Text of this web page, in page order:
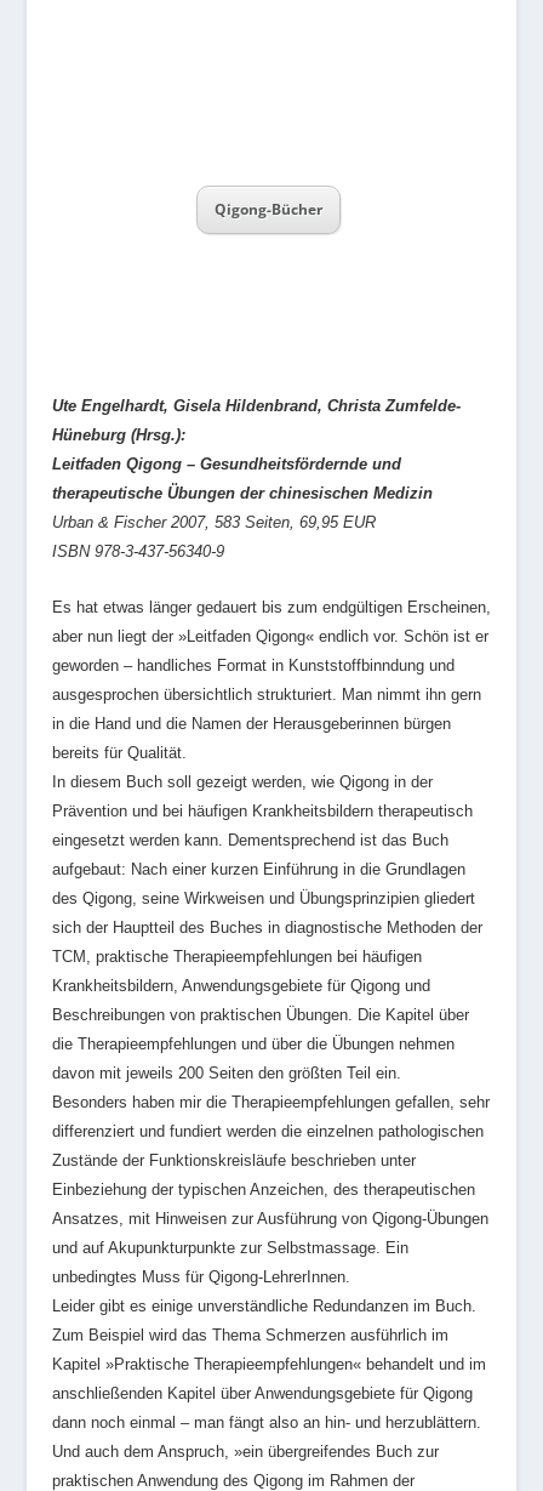
Qigong-Bücher
Ute Engelhardt, Gisela Hildenbrand, Christa Zumfelde-
Hüneburg (Hrsg.):
Leitfaden Qigong – Gesundheitsfördernde und
therapeutische Übungen der chinesischen Medizin
Urban & Fischer 2007, 583 Seiten, 69,95 EUR
ISBN 978-3-437-56340-9
Es hat etwas länger gedauert bis zum endgültigen Erscheinen,
aber nun liegt der »Leitfaden Qigong« endlich vor. Schön ist er
geworden – handliches Format in Kunststoffbinndung und
ausgesprochen übersichtlich strukturiert. Man nimmt ihn gern
in die Hand und die Namen der Herausgeberinnen bürgen
bereits für Qualität.
In diesem Buch soll gezeigt werden, wie Qigong in der
Prävention und bei häufigen Krankheitsbildern therapeutisch
eingesetzt werden kann. Dementsprechend ist das Buch
aufgebaut: Nach einer kurzen Einführung in die Grundlagen
des Qigong, seine Wirkweisen und Übungsprinzipien gliedert
sich der Hauptteil des Buches in diagnostische Methoden der
TCM, praktische Therapieempfehlungen bei häufigen
Krankheitsbildern, Anwendungsgebiete für Qigong und
Beschreibungen von praktischen Übungen. Die Kapitel über
die Therapieempfehlungen und über die Übungen nehmen
davon mit jeweils 200 Seiten den größten Teil ein.
Besonders haben mir die Therapieempfehlungen gefallen, sehr
differenziert und fundiert werden die einzelnen pathologischen
Zustände der Funktionskreisläufe beschrieben unter
Einbeziehung der typischen Anzeichen, des therapeutischen
Ansatzes, mit Hinweisen zur Ausführung von Qigong-Übungen
und auf Akupunkturpunkte zur Selbstmassage. Ein
unbedingtes Muss für Qigong-LehrerInnen.
Leider gibt es einige unverständliche Redundanzen im Buch.
Zum Beispiel wird das Thema Schmerzen ausführlich im
Kapitel »Praktische Therapieempfehlungen« behandelt und im
anschließenden Kapitel über Anwendungsgebiete für Qigong
dann noch einmal – man fängt also an hin- und herzublättern.
Und auch dem Anspruch, »ein übergreifendes Buch zur
praktischen Anwendung des Qigong im Rahmen der